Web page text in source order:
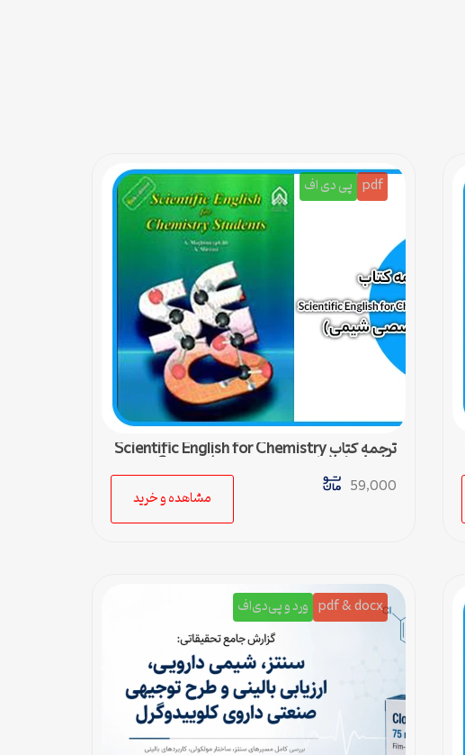
pdf پی دی اف
ترجمه کتاب Scientific English for Chemistry
students (زبان تخصصی شیمی) – درس 3
59,000
مشاهده و خرید
pdf & docx ورد و پی‌دی‌اف